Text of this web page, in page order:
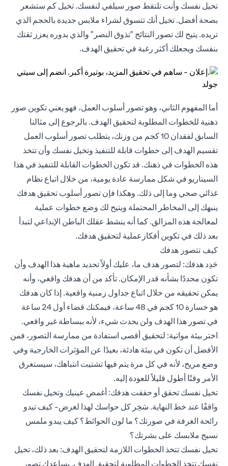
تخيل نفسك وأنت تلتقط صور سيلفي لنفسك. تخيل كم ستشعر
بصحة أفضل. تخيل أنك تتسوق لشراء ملابس جديدة بالحجم الذي
تريده. يتيح لك تصور النتائج "تذوق النصر" والذي بدوره يعزز ثقتك
بنفسك ويجعلك أكثر رغبة في تحقيق الهدف.
أما المفهوم الثاني، وهو تصور أسلوب العمل، فهو يعني تكوين صور
ذهنية للخطوات المطلوبة لتحقيق الهدف. بالرجوع إلى مثالنا
السابق لفقدان 10 كجم من وزنك، يتطلب تصور أسلوب العمل
تقسيم الهدف إلى خطوات قابلة للتنفيذ وتخيل نفسك وأن تتخذ
هذه الخطوات في ذهنك. قد تكون الخطوات القابلة للتنفيذ في هذا
السيناريو في شكل ممارسة عادة يومية، من خلال اتباع نظام
غذائي صحي وما إلى ذلك. وهكذا فإن تصور أسلوب تحقيق هدفك
ينبهك إلى المخاطر المحتملة ويتيح لك وضع خطوات عملية
لمعالجة هذه المزالق. كما أنه ينشط عقلك الباطن الإبداعي لتبدأ
بعد ذلك في تكوين أفكارعملية لتحقيق هدفك.
كيف تتصور هدفك
حَدِد هدفك: لتصور هدف ما، عليك أولاً تحديد ماهية هذا الهدف وأن
تكون محددًا بشأنه قدر الإمكان. تأكد من أن هدفك واقعي، وأنه
يمكن تحقيقه من خلال اتباع جداول زمنية واقعية. إذا كان هدفك
هو خسارة 10 كجم في 48 ساعة، فيمكنك قضاء أول 24 ساعة
في تصور هذا الهدف ولن يحدث شيء، لأنه ببساطة غير واقعي.
اختر بيئة مواتية: لتحقيق أقصى استفادة من ممارسة التصور، فمن
الأفضل أن تكون في بيئة هادئة، بعيدًا عن المؤثرات الخارجية وفي
وضع مريح، لأنه في كل مرة يتم فيها تشتيت انتباهك، سيستغرق
الأمر وقتًا أطول قليلاً للعودة إليه.
تخيل نفسك تحقق أو حققت هدفك: أغمض عينيك وتخيل نفسك
واقفًا عند خط النهاية. سَخِر كل حواسك لهذا لغرض- كيف تبدو
رائحة الغرفة في صورتك؟ ما لون الحوائط؟ كيف يبدو ملمس
نسيج ملابسك على بشرتك؟
تخيل نفسك تتخذ الخطوات اللازمة لتحقيق الهدف: بعد ذلك، تخيل
نفسك تتخذ الخطوات المطلوبة لتحقيق الهدف. يساعدك تصور